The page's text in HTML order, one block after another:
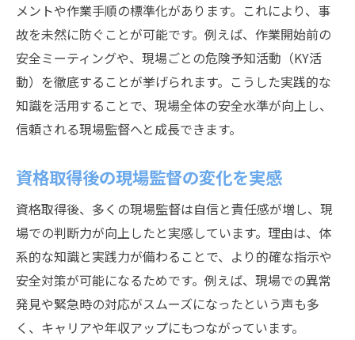
メントや作業手順の標準化があります。これにより、事
故を未然に防ぐことが可能です。例えば、作業開始前の
安全ミーティングや、現場ごとの危険予知活動（KY活
動）を徹底することが挙げられます。こうした実践的な
知識を活用することで、現場全体の安全水準が向上し、
信頼される現場監督へと成長できます。
資格取得後の現場監督の変化を実感
資格取得後、多くの現場監督は自信と責任感が増し、現
場での判断力が向上したと実感しています。理由は、体
系的な知識と実践力が備わることで、より的確な指示や
安全対策が可能になるためです。例えば、現場での異常
発見や緊急時の対応がスムーズになったという声も多
く、キャリアや年収アップにもつながっています。